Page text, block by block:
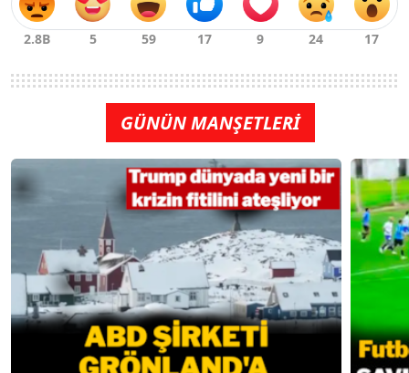
GÜNÜN MANŞETLERİ